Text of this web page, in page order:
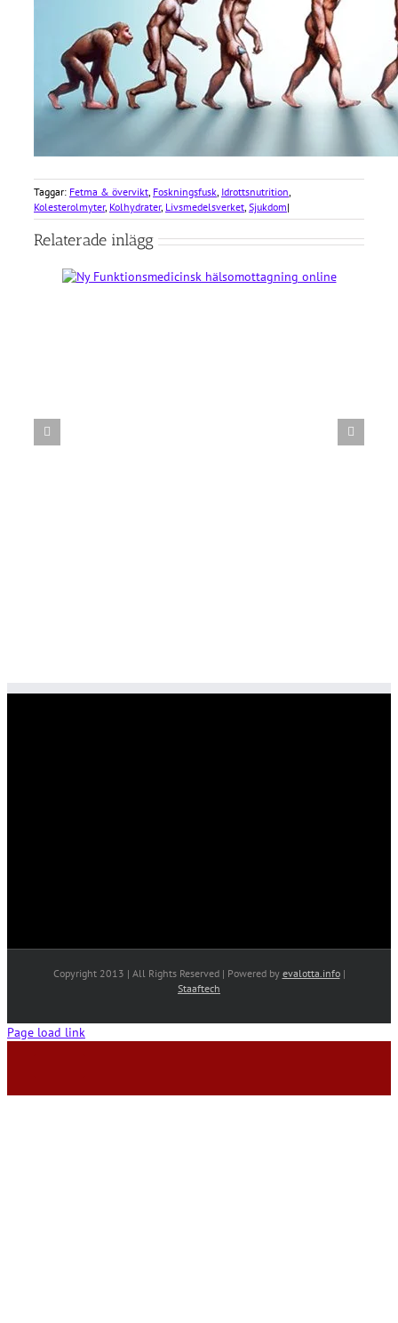
Taggar: Fetma & övervikt, Foskningsfusk, Idrottsnutrition,
Kolesterolmyter, Kolhydrater, Livsmedelsverket, Sjukdom|
Relaterade inlägg
Copyright 2013 | All Rights Reserved | Powered by evalotta.info|
Staaftech
Page load link